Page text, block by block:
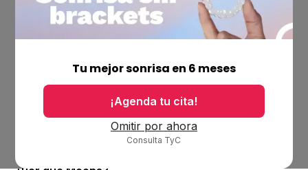
Tu mejor sonrisa en 6 meses
¡Agenda tu cita!
Omitir por ahora
Consulta TyC
Ubicaciones